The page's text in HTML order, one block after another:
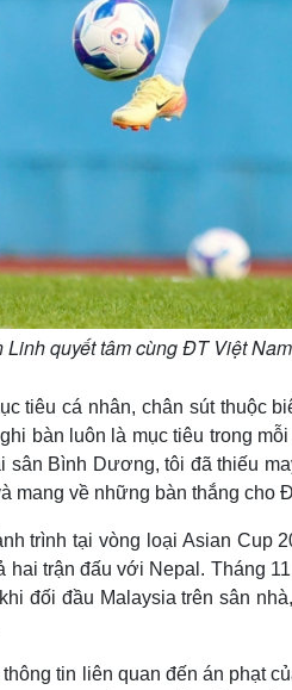
Linh quyết tâm cùng ĐT Việt
tiêu cá nhân, chân sút thuộc
bàn luôn là mục tiêu trong
sân Bình Dương, tôi đã thiếu
mang về những bàn thắng cho
trình tại vòng loại Asian Cup
hai trận đấu với Nepal. Tháng
đối đầu Malaysia trên sân
tin liên quan đến án phạt